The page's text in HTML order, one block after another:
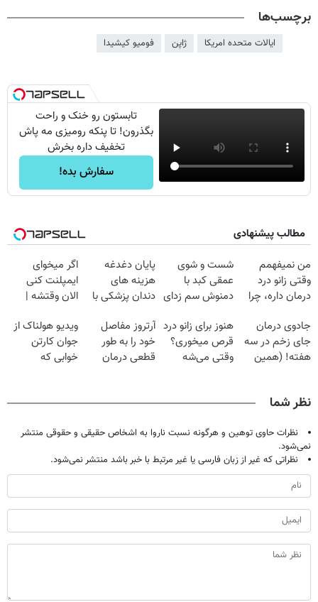
برچسب‌ها
ایالات متحده امریکا ژاپن فومیو کیشیدا
تابستون رو خنک و راحت
بگذرون! تا پنکه رومیزی مه پاش
تخفیف داره بخرش
سفارش بده!
مطالب پیشنهادی
من نمیفهمم
وقتی زانو درد
درمان داره، چرا
تحمل میکنی؟❗
شست و شوی
عمقی کبد با
دمنوش سم زدای
پایان دغدغه
هزینه های
دندان پزشکی با
خانگی
اگر میخوای
ایمپلنت کنی
الان وقتشه |
میلیون تومان!!!
جادوی درمان
جای زخم در سه
هفته! (همین
هنوز برای زانو درد
قرص میخوری؟
وقتی می‌شه
آرتروز مفاصل
خود را به طور
قطعی درمان
ویدیو هولناک از
جوان کارتن
خوابی که
نظر شما
نظرات حاوی توهین و هرگونه نسبت ناروا به اشخاص حقیقی و حقوقی منتشر
نمی‌شود.
نظراتی که غیر از زبان فارسی یا غیر مرتبط با خبر باشد منتشر نمی‌شود.